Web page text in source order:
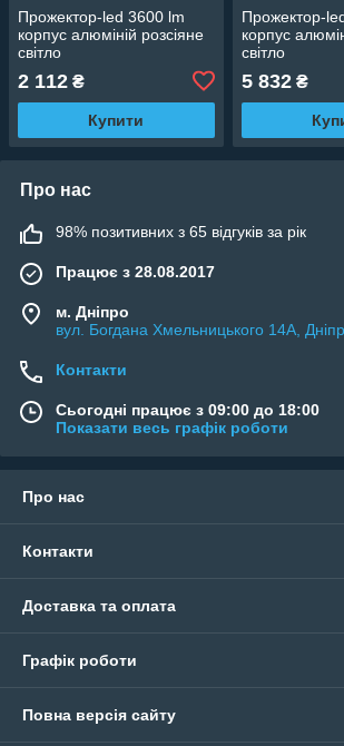
Прожектор-led 3600 lm
корпус алюміній розсіяне
світло
2 112 ₴
Купити
Прожектор-
корпус
світло
5 832₴
Про нас
98% позитивних з 65 відгуків за рік
Працює з 28.08.2017
м. Дніпро
вул. Богдана Хмельницького 14А,
Контакти
Сьогодні працює з 09:00 до 18:00
Показати весь графік роботи
Про нас
Контакти
Доставка та оплата
Графік роботи
Повна версія сайту